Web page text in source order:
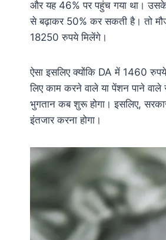
और यह 46% पर पहुंच गया था। उसके
से बढ़ाकर 50% कर सकती है। तो
18250 रुपये मिलेंगे।
ऐसा इसलिए क्योंकि DA में 1460 रुपये
लिए काम करने वाले या पेंशन पाने वाले
भुगतान कब शुरू होगा। इसलिए,
इंतजार करना होगा।